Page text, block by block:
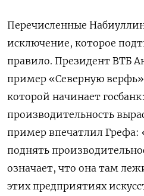
Перечисленные
исключение, которое
правило. Президент ВТБ
пример «Северную
которой начинает
производительность
пример впечатлил Грефа:
поднять
означает, что она там
этих предприятиях